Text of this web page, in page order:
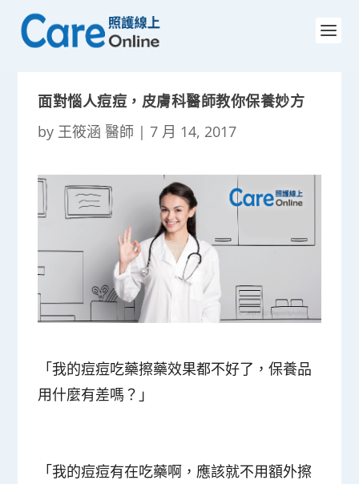
面對惱人痘痘，皮膚科醫師教你保養妙方
by 王筱涵 醫師 |7 月 14, 2017
「我的痘痘吃藥擦藥效果都不好了，保養品
用什麼有差嗎？」
「我的痘痘有在吃藥啊，應該就不用額外擦